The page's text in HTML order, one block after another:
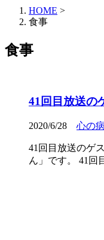
HOME >
食事
食事
41回目放送の
2020/6/28 心の
41回目放送のゲ
ん」です。 41回